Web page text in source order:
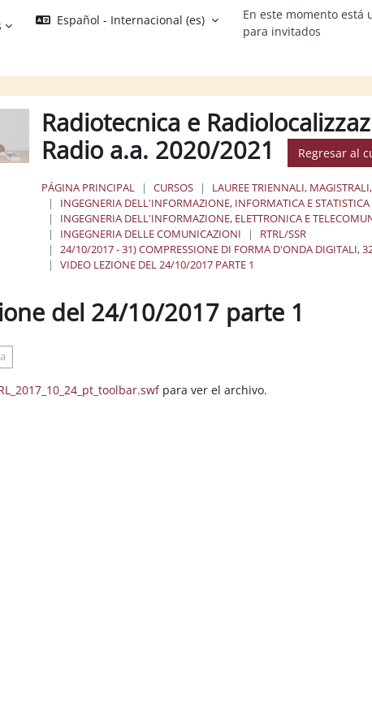
Español - Internacional ‎(es)‎
En este momento está
para invitados
Radiotecnica e
Radio a.a. 2020/2021
Regresar al
PÁGINA PRINCIPAL CURSOS
LAUREE TRIENNALI,
INGEGNERIA DELL'INFORMAZIONE, INFORMATICA E STATISTICA
INGEGNERIA DELL'INFORMAZIONE, ELETTRONICA E
INGEGNERIA DELLE COMUNICAZIONI
RTRL/SSR
24/10/2017 - 31) COMPRESSIONE DI FORMA D'ONDA DIGITALI,
VIDEO LEZIONE DEL 24/10/2017 PARTE 1
del 24/10/2017 parte 1
para ver el archivo.